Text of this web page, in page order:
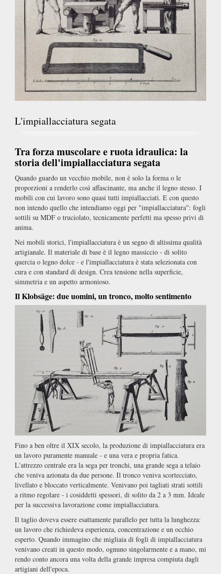
L'impiallacciatura segata
Tra forza muscolare e ruota idraulica: la
storia dell'impiallacciatura segata
Quando guardo un vecchio mobile, non è solo la forma o le
proporzioni a renderlo così affascinante, ma anche il legno stesso. I
mobili con cui lavoro sono quasi tutti impiallacciati. E con questo
non intendo quello che intendiamo oggi per "impiallacciatura": fogli
sottili su MDF o truciolato, tecnicamente perfetti ma spesso privi di
anima.
Nei mobili storici, l'impiallacciatura è un segno di altissima qualità
artigianale. Il materiale di base è il legno massiccio - di solito
quercia o legno dolce - e l'impiallacciatura è stata selezionata con
cura e con standard di design. Crea tensione nella superficie,
simmetria e un aspetto armonioso.
Il Klobsäge: due uomini, un tronco, molto sentimento
Fino a ben oltre il XIX secolo, la produzione di impiallacciatura era
un lavoro puramente manuale - e una vera e propria fatica.
L'attrezzo centrale era la sega per tronchi, una grande sega a telaio
che veniva azionata da due persone. Il tronco veniva scortecciato,
livellato e bloccato verticalmente. Venivano poi tagliati strati sottili
a ritmo regolare - i cosiddetti spessori, di solito da 2 a 3 mm. Ideale
per la successiva lavorazione come impiallacciatura.
Il taglio doveva essere esattamente parallelo per tutta la lunghezza:
un lavoro che richiedeva esperienza, concentrazione e un occhio
esperto. Quando immagino che migliaia di fogli di impiallacciatura
venivano creati in questo modo, ognuno singolarmente e a mano, mi
rendo conto ancora una volta della grande impresa compiuta dagli
artigiani dell'epoca.